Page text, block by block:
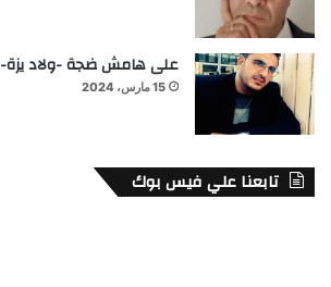
على هامش ضجة -ولاد يزة-
15 مارس، 2024
تابعنا علي فيس بوك